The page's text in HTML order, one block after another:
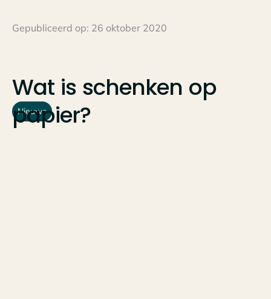
Gepubliceerd op: 26 oktober 2020
Wat is schenken op
papier?
Nieuws